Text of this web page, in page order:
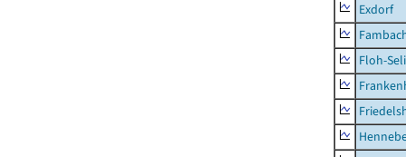
Exdorf
Floh-